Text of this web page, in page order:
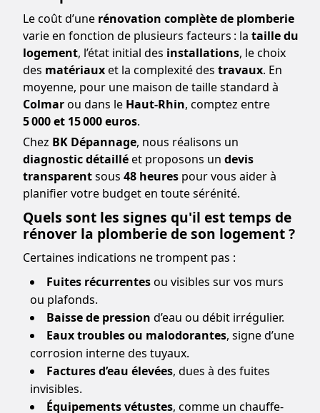
Le coût d’une rénovation complète de plomberie
varie en fonction de plusieurs facteurs : la taille du
logement, l’état initial des installations, le choix
des matériauxet la complexité des travaux. En
moyenne, pour une maison de taille standard à
Colmarou dans le Haut-Rhin, comptez entre
5 000 et 15 000 euros.
Chez BK Dépannage, nous réalisons un
diagnostic détailléet proposons un devis
transparentsous 48 heures pour vous aider à
planifier votre budget en toute sérénité.
Quels sont les signes qu'il est temps de
rénover la plomberie de son logement ?
Certaines indications ne trompent pas :
Fuites récurrentesou visibles sur vos murs
ou plafonds.
Baisse de pression d’eau ou débit irrégulier.
Eaux troubles ou malodorantes, signe d’une
corrosion interne des tuyaux.
Factures d’eau élevées, dues à des fuites
invisibles.
Équipements vétustes, comme un chauffe-